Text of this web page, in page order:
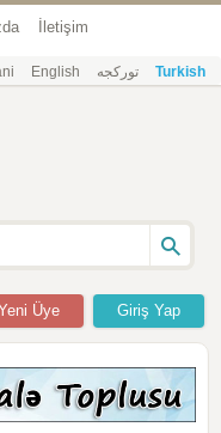
İletişim
English تورکجه Turkish
Giriş Yap
Üye